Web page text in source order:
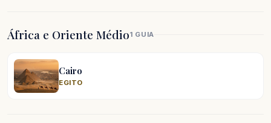
África e Oriente Médio1 GUIA
Cairo
EGITO